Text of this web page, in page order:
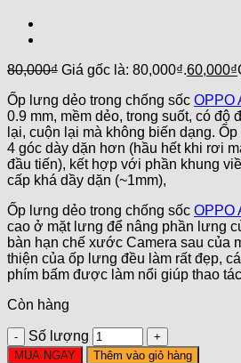
80,000₫ Giá gốc là: 80,000₫.60,000₫
Ốp lưng dẻo trong chống sốc OPPO
0.9 mm, mềm dẻo, trong suốt, có độ
lại, cuộn lại mà không biến dạng.
4 góc dày dặn hơn (hầu hết khi rơi
đầu tiến), kết hợp với phần khung
cấp khá dầy dặn (~1mm),
Ốp lưng dẻo trong chống sốc OPPO
cao ở mặt lưng để nâng phần lưng
bàn hạn chế xước Camera sau của
thiện của ốp lưng đều làm rất đẹp,
phím bấm được làm nổi giúp thao
Còn hàng
Số lượng
MUA NGAY Thêm vào giỏ hàng